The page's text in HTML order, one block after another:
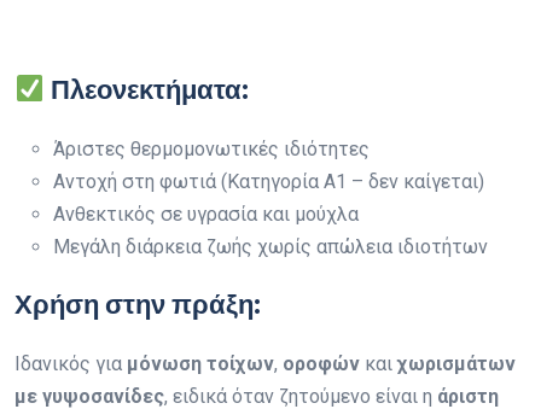
Πλεονεκτήματα:
Άριστες θερμομονωτικές ιδιότητες
Αντοχή στη φωτιά (Κατηγορία Α1 – δεν καίγεται)
Ανθεκτικός σε υγρασία και μούχλα
Μεγάλη διάρκεια ζωής χωρίς απώλεια ιδιοτήτων
Χρήση στην πράξη:
Ιδανικός για μόνωση τοίχων, οροφών καιχωρισμάτων
με γυψοσανίδες, ειδικά όταν ζητούμενο είναι η άριστη